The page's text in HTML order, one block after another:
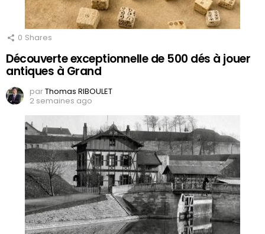
0 Shares
Découverte exceptionnelle de 500 dés à jouer
antiques à Grand
parThomas RIBOULET
2 semaines ago